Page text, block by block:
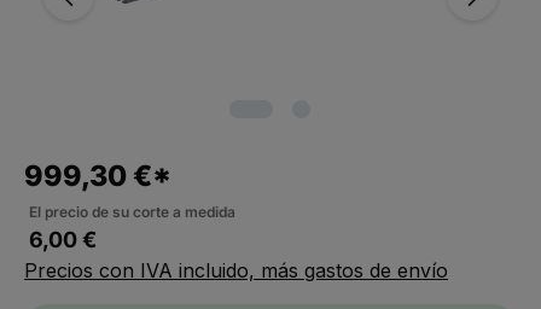
999,30 €*
El precio de su corte a medida
6,00 €
Precios con IVA incluido, más gastos de envío